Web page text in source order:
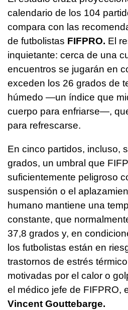
calendario de los 104
compara con las
de futbolistas FIFPRO. El
inquietante: cerca de una
encuentros se jugarán en
exceden los 26 grados de
húmedo —un índice que
cuerpo para enfriarse—,
para refrescarse.
En cinco partidos, incluso,
grados, un umbral que
suficientemente peligroso
suspensión o el
humano mantiene una
constante, que
37,8 grados y, en
los futbolistas están en
trastornos de estrés
motivadas por el calor o
el médico jefe de FIFPRO,
Vincent Gouttebarge.